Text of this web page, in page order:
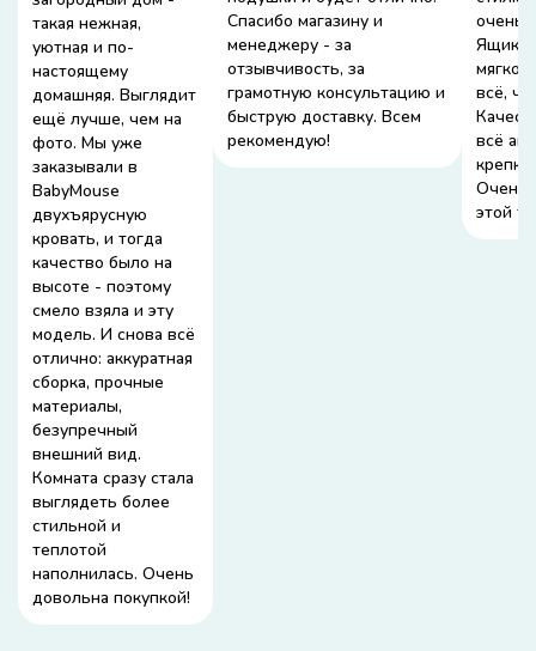
такая нежная,
уютная и по-
настоящему
домашняя. Выглядит
ещё лучше, чем на
фото. Мы уже
заказывали в
BabyMouse
двухъярусную
кровать, и тогда
качество было на
высоте - поэтому
смело взяла и эту
модель. И снова всё
отлично: аккуратная
сборка, прочные
материалы,
безупречный
внешний вид.
Комната сразу стала
выглядеть более
стильной и
теплотой
наполнилась. Очень
довольна покупкой!
Спасибо магазину и
менеджеру - за
отзывчивость, за
грамотную консультацию и
быструю доставку. Всем
рекомендую!
очень
Ящики
мягко,
всё,
всё
Очень
этой